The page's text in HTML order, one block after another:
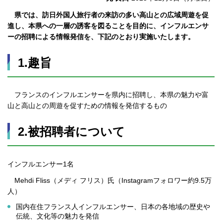
県では、訪日外国人旅行者の来訪の多い高山との広域周遊を促
進し、本県への一層の誘客を図ることを目的に、インフルエンサ
ーの招聘による情報発信を、下記のとおり実施いたします。
1.趣旨
フランスのインフルエンサーを県内に招聘し、本県の魅力や富
山と高山との周遊を促すための情報を発信するもの
2.被招聘者について
インフルエンサー1名
Mehdi Fliss（メディ フリス）氏（Instagramフォロワー約9.5万
人）
国内在住フランス人インフルエンサー、日本の各地域の歴史や
伝統、文化等の魅力を発信